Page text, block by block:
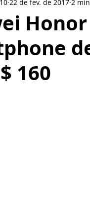
Google LinkedIn
Sony Smartphone
160
22 de fev. de 2017 2
NaN de 5 estrelas.